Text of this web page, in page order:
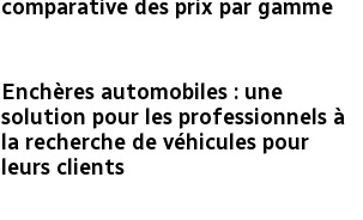
comparative des prix par gamme
Enchères automobiles : une
solution pour les professionnels à
la recherche de véhicules pour
leurs clients